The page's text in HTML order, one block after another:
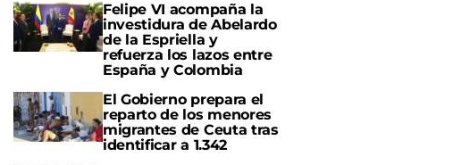
Felipe VI acompaña la
investidura de Abelardo
de la Espriella y
refuerza los lazos entre
España y Colombia
El Gobierno prepara el
reparto de los menores
migrantes de Ceuta tras
identificar a 1.342